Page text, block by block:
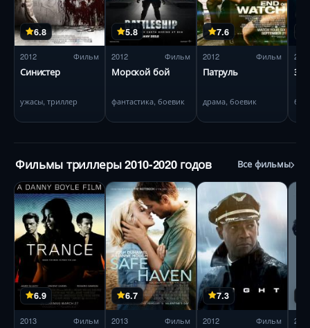
6.8
2012 Фильм
Синистер
ужасы, триллер
5.8
2012 Фильм
Морской бой
фантастика, боевик
7.6
2012 Фильм
Патруль
драма, боевик
2012
Фильмы триллеры 2010-2020 годов Все фильмы
6.9
2013 Фильм
6.7
2013 Фильм
7.3
2012 Фильм 2010